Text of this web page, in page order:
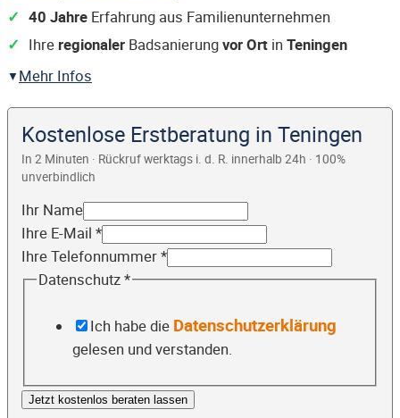
40 Jahre Erfahrung aus Familienunternehmen
Ihre regionaler Badsanierungvor Ort in Teningen
Mehr Infos
Kostenlose Erstberatung in Teningen
In 2 Minuten · Rückruf werktags i. d. R. innerhalb 24h · 100%
unverbindlich
Ihr Name
Ihre E-Mail *
Ihre Telefonnummer*
Datenschutz*
Ich habe die Datenschutzerklärung
gelesen und verstanden.
Jetzt kostenlos beraten lassen